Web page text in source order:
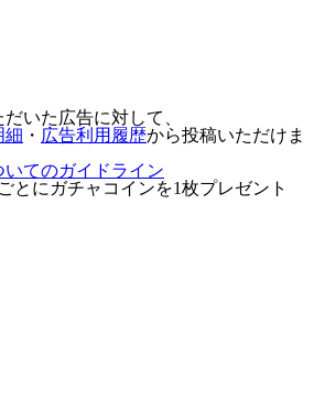
いた広告に対して、
細 ・ 広告利用履歴から投稿いただけま
いてのガイドライン
とに ガチャコインを1枚プレゼント